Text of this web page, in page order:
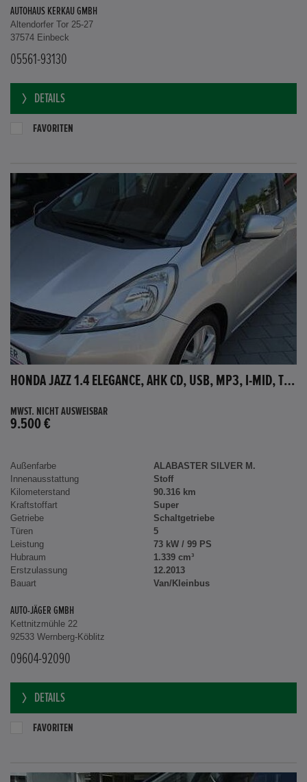
AUTOHAUS KERKAU GMBH
Altendorfer Tor 25-27
37574 Einbeck
05561-93130
DETAILS
FAVORITEN
HONDA JAZZ 1.4 ELEGANCE, AHK CD, USB, MP3, I-MID, TEMPOMAT, AUX-IN
MWST. NICHT AUSWEISBAR
9.500 €
Außenfarbe
ALABASTER SILVER M.
Innenausstattung
Stoff
Kilometerstand
90.316 km
Kraftstoffart
Super
Getriebe
Schaltgetriebe
Türen
5
Leistung
73 kW / 99 PS
Hubraum
1.339 cm³
Erstzulassung
12.2013
Bauart
Van/Kleinbus
AUTO-JÄGER GMBH
Kettnitzmühle 22
92533 Wernberg-Köblitz
09604-92090
DETAILS
FAVORITEN